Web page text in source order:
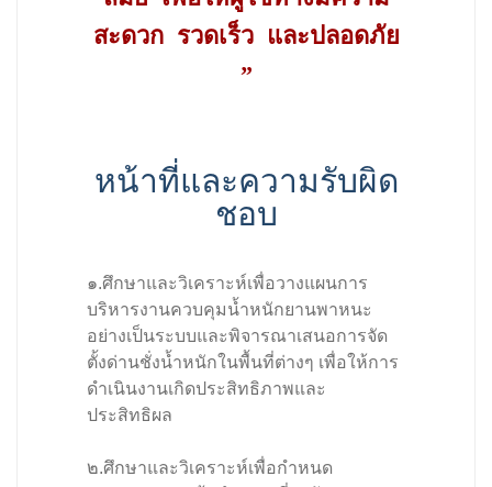
สะดวก รวดเร็ว และปลอดภัย
”
หน้าที่และความรับผิด
ชอบ
๑.ศึกษาและวิเคราะห์เพื่อวางแผนการ
บริหารงานควบคุมน้ำหนักยานพาหนะ
อย่างเป็นระบบและพิจารณาเสนอการจัด
ตั้งด่านชั่งน้ำหนักในพื้นที่ต่างๆ เพื่อให้การ
ดำเนินงานเกิดประสิทธิภาพและ
ประสิทธิผล
๒.ศึกษาและวิเคราะห์เพื่อกำหนด